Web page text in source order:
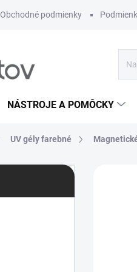
Obchodné podmienky
NÁSTROJE A POMÔCKY
UV gély farebné